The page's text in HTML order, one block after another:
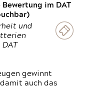
im DAT
und
gewinnt
auch das